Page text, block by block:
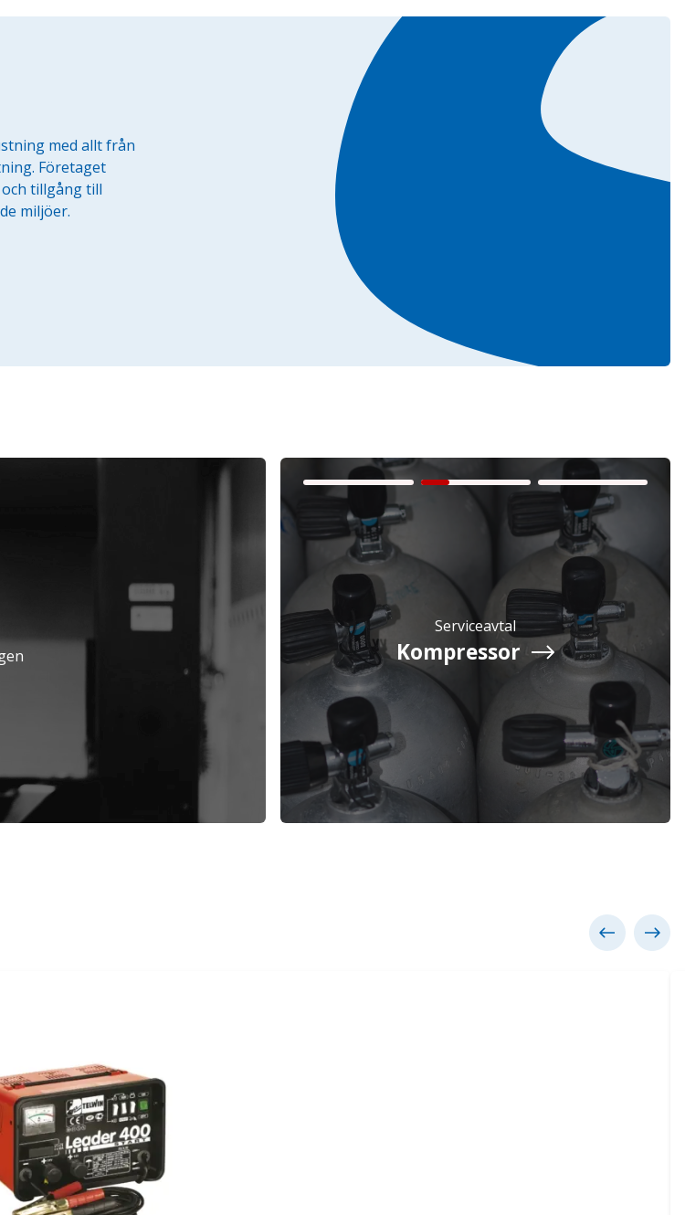
med allt från
Företaget
tillgång till
miljöer.
Verkstad
Serviceavtal
Kompressor